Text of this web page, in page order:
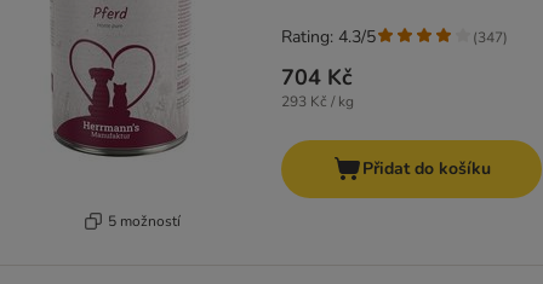
5 možností
704 Kč
293 Kč / kg
Rating: 4.3/5 (347)
Přidat do košíku